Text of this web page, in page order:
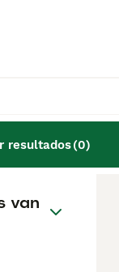
resultados(0)
la
antes
van